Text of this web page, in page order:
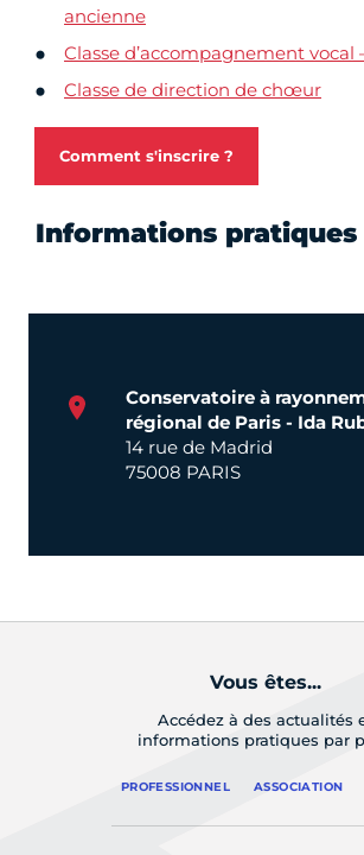
ancienne
Classe d’accompagnement vocal
Classe de direction de chœur
Comment s'inscrire ?
Informations pratiques
Conservatoire à
régional de Paris - Ida
14 rue de Madrid
75008 PARIS
Vous êtes...
Accédez à des actualités
informations pratiques par
PROFESSIONNEL ASSOCIATION